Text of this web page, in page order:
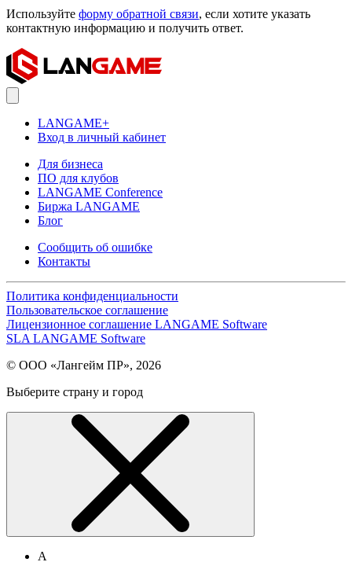
Используйте форму обратной связи, если хотите указать
контактную информацию и получить ответ.
LANGAME+
Вход в личный кабинет
Для бизнеса
ПО для клубов
LANGAME Conference
Биржа LANGAME
Блог
Сообщить об ошибке
Контакты
Политика конфиденциальности
Пользовательское соглашение
Лицензионное соглашение LANGAME Software
SLA LANGAME Software
© ООО «Лангейм ПР», 2026
Выберите страну и город
А